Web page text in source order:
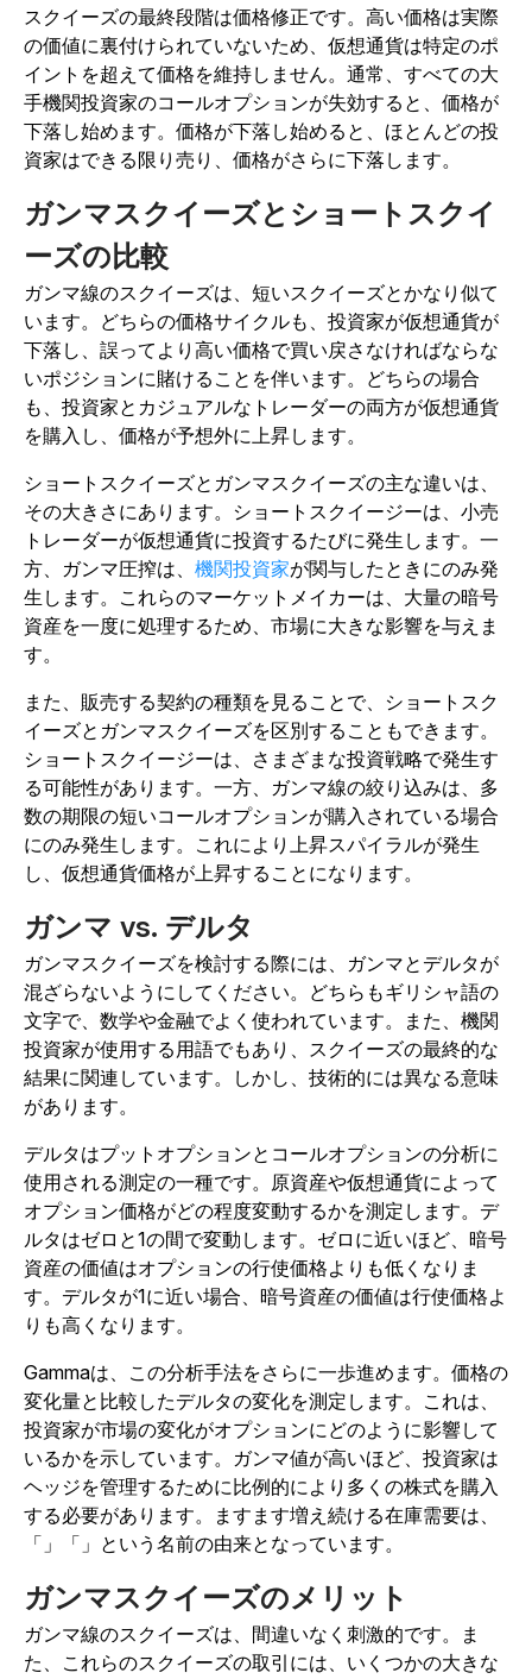
スクイーズの最終段階は価格修正です。高い価格は実際
の価値に裏付けられていないため、仮想通貨は特定のポ
イントを超えて価格を維持しません。通常、すべての大
手機関投資家のコールオプションが失効すると、価格が
下落し始めます。価格が下落し始めると、ほとんどの投
資家はできる限り売り、価格がさらに下落します。
ガンマスクイーズとショートスクイ
ーズの比較
ガンマ線のスクイーズは、短いスクイーズとかなり似て
います。どちらの価格サイクルも、投資家が仮想通貨が
下落し、誤ってより高い価格で買い戻さなければならな
いポジションに賭けることを伴います。どちらの場合
も、投資家とカジュアルなトレーダーの両方が仮想通貨
を購入し、価格が予想外に上昇します。
ショートスクイーズとガンマスクイーズの主な違いは、
その大きさにあります。ショートスクイージーは、小売
トレーダーが仮想通貨に投資するたびに発生します。一
方、ガンマ圧搾は、 機関投資家が関与したときにのみ発
生します。これらのマーケットメイカーは、大量の暗号
資産を一度に処理するため、市場に大きな影響を与えま
す。
また、販売する契約の種類を見ることで、ショートスク
イーズとガンマスクイーズを区別することもできます。
ショートスクイージーは、さまざまな投資戦略で発生す
る可能性があります。一方、ガンマ線の絞り込みは、多
数の期限の短いコールオプションが購入されている場合
にのみ発生します。これにより上昇スパイラルが発生
し、仮想通貨価格が上昇することになります。
ガンマ vs. デルタ
ガンマスクイーズを検討する際には、ガンマとデルタが
混ざらないようにしてください。どちらもギリシャ語の
文字で、数学や金融でよく使われています。また、機関
投資家が使用する用語でもあり、スクイーズの最終的な
結果に関連しています。しかし、技術的には異なる意味
があります。
デルタはプットオプションとコールオプションの分析に
使用される測定の一種です。原資産や仮想通貨によって
オプション価格がどの程度変動するかを測定します。デ
ルタはゼロと1の間で変動します。ゼロに近いほど、暗号
資産の価値はオプションの行使価格よりも低くなりま
す。デルタが1に近い場合、暗号資産の価値は行使価格よ
りも高くなります。
Gammaは、この分析手法をさらに一歩進めます。価格の
変化量と比較したデルタの変化を測定します。これは、
投資家が市場の変化がオプションにどのように影響して
いるかを示しています。ガンマ値が高いほど、投資家は
ヘッジを管理するために比例的により多くの株式を購入
する必要があります。ますます増え続ける在庫需要は、
「」「」という名前の由来となっています。
ガンマスクイーズのメリット
ガンマ線のスクイーズは、間違いなく刺激的です。ま
た、これらのスクイーズの取引には、いくつかの大きな